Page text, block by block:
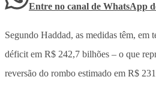
Entre no canal de WhatsApp
Segundo Haddad, as medidas têm, em
déficit em R$ 242,7 bilhões – o que
reversão do rombo estimado em R$